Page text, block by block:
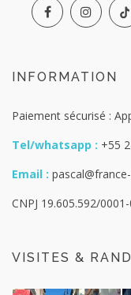
INFORMATION
Paiement sécurisé :
Tel/whatsapp : +55
Email :
CNPJ 19.605.592/0001-
VISITES &